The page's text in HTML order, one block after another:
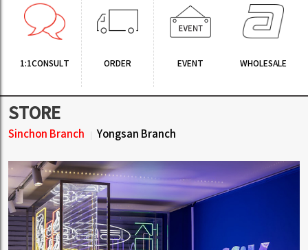
1:1CONSULT ORDER EVENT WHOLESALE
STORE
Sinchon Branch Yongsan Branch